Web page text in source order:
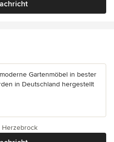
Gartenmöbel in bester
in Deutschland hergestellt
Herzebrock